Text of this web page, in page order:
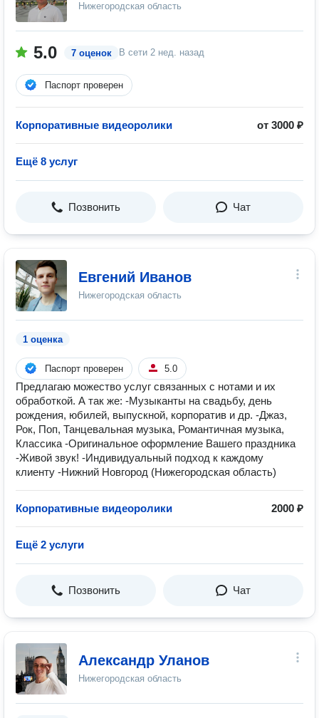
Нижегородская область
5.0 7 оценок В сети 2 нед. назад
Паспорт проверен
Корпоративные видеоролики от 3000 ₽
Ещё 8 услуг
Позвонить Чат
Евгений Иванов
Нижегородская область
1 оценка
Паспорт проверен 5.0
Предлагаю можество услуг связанных с нотами и их
обработкой. А так же: -Музыканты на свадьбу, день
рождения, юбилей, выпускной, корпоратив и др. -Джаз,
Рок, Поп, Танцевальная музыка, Романтичная музыка,
Классика -Оригинальное оформление Вашего праздника
-Живой звук! -Индивидуальный подход к каждому
клиенту -Нижний Новгород (Нижегородская область)
Корпоративные видеоролики 2000 ₽
Ещё 2 услуги
Позвонить Чат
Александр Уланов
Нижегородская область